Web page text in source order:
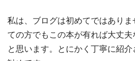
私は、ブログは初めてではあり
ての方でもこの本が有れば大丈夫
と思います。とにかく丁寧に紹